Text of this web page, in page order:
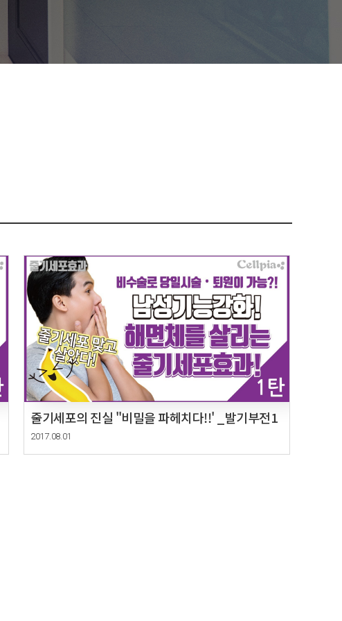
줄기세포의 진실 "비밀을 파헤치다!!' _발기부전1
2017.08.01